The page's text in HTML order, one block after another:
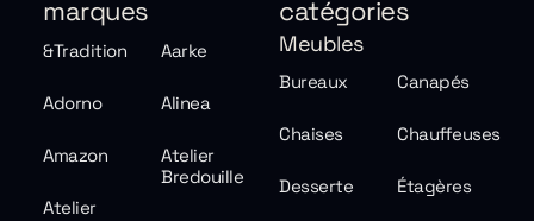
marques
&Tradition Aarke
Adorno Alinea
Amazon
Atelier
Bredouille
Atelier
catégories
Meubles
Bureaux Canapés
Chaises Chauffeuses
Desserte Étagères